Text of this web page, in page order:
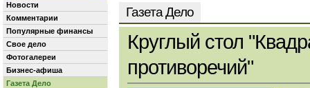
Новости
Комментарии
Популярные финансы
Свое дело
Фотогалереи
Бизнес-афиша
Газета Дело
Газета Дело
Круглый стол
противоречий"